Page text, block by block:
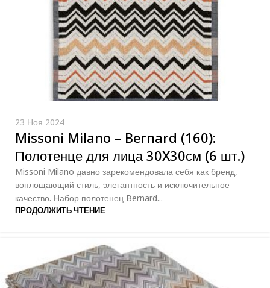
23 Ноя 2024
Missoni Milano – Bernard (160):
Полотенце для лица 30X30см (6 шт.)
Missoni Milano давно зарекомендовала себя как бренд,
воплощающий стиль, элегантность и исключительное
качество. Набор полотенец Bernard...
ПРОДОЛЖИТЬ ЧТЕНИЕ